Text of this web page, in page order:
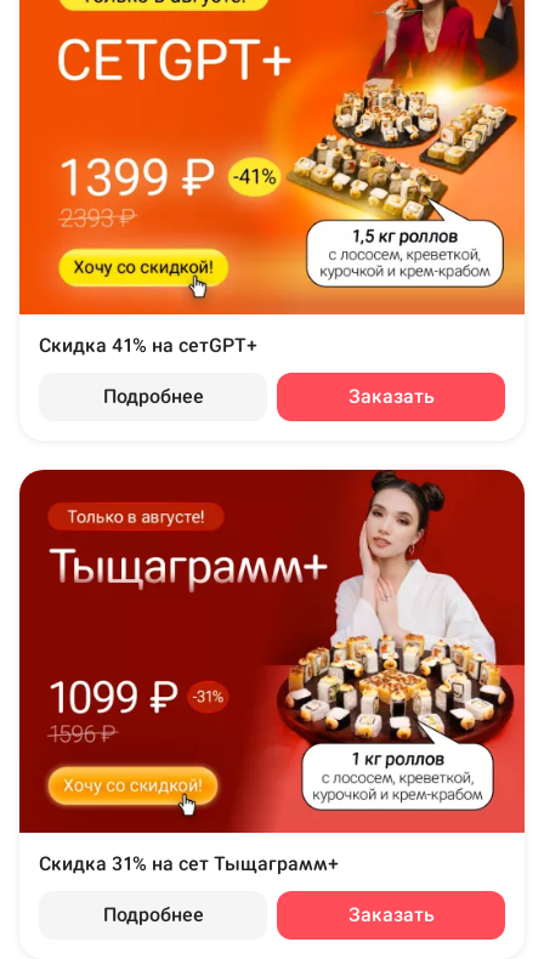
Скидка 41% на сетGPT+
Подробнее Заказать
Скидка 31% на сет Тыщаграмм+
Подробнее Заказать